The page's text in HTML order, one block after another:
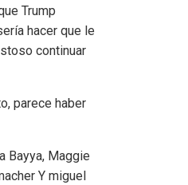
Trump
hacer que le
continuar
parece haber
Bayya, Maggie
Y miguel